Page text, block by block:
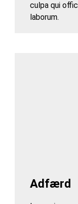
culpa qui
laborum.
Adfærd